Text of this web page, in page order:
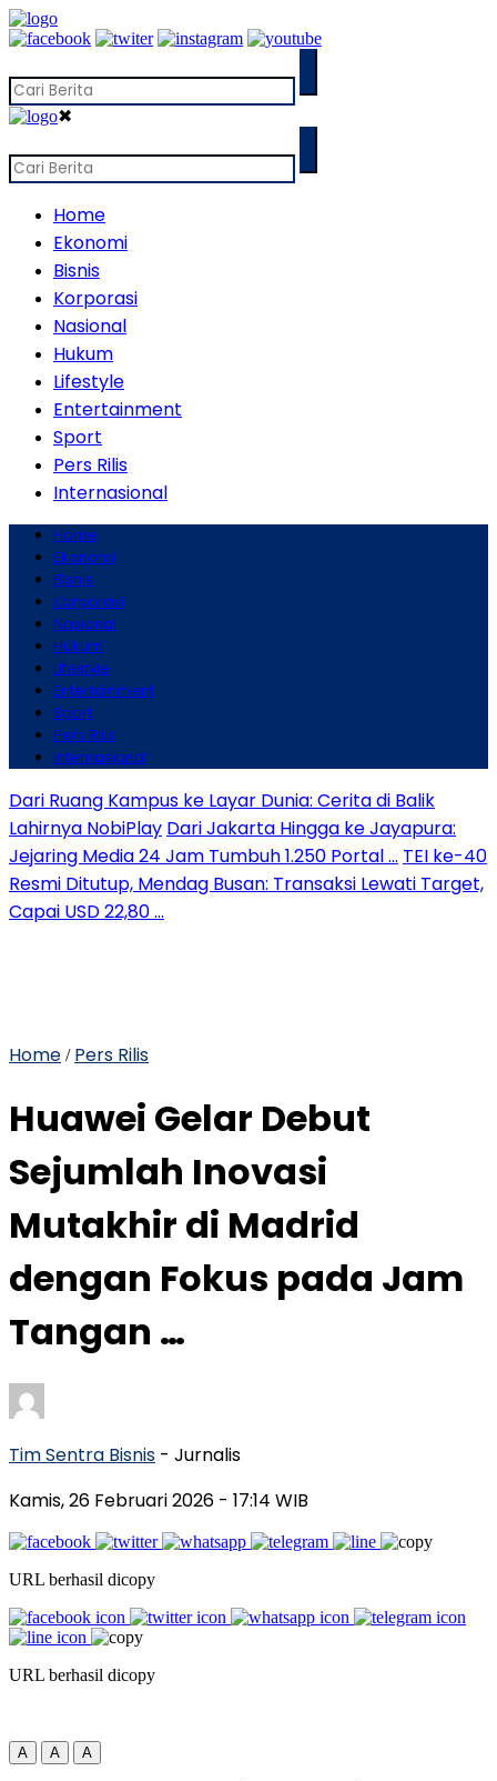
✖
Home
Ekonomi
Bisnis
Korporasi
Nasional
Hukum
Lifestyle
Entertainment
Sport
Pers Rilis
Internasional
Home
Ekonomi
Bisnis
Korporasi
Nasional
Hukum
Lifestyle
Entertainment
Sport
Pers Rilis
Internasional
Dari Ruang Kampus ke Layar Dunia: Cerita di Balik
Lahirnya NobiPlay Dari Jakarta Hingga ke Jayapura:
Jejaring Media 24 Jam Tumbuh 1.250 Portal … TEI ke-40
Resmi Ditutup, Mendag Busan: Transaksi Lewati Target,
Capai USD 22,80 …
Home / Pers Rilis
Huawei Gelar Debut
Sejumlah Inovasi
Mutakhir di Madrid
dengan Fokus pada Jam
Tangan …
Tim Sentra Bisnis - Jurnalis
Kamis, 26 Februari 2026 - 17:14 WIB
URL berhasil dicopy
URL berhasil dicopy
A A A